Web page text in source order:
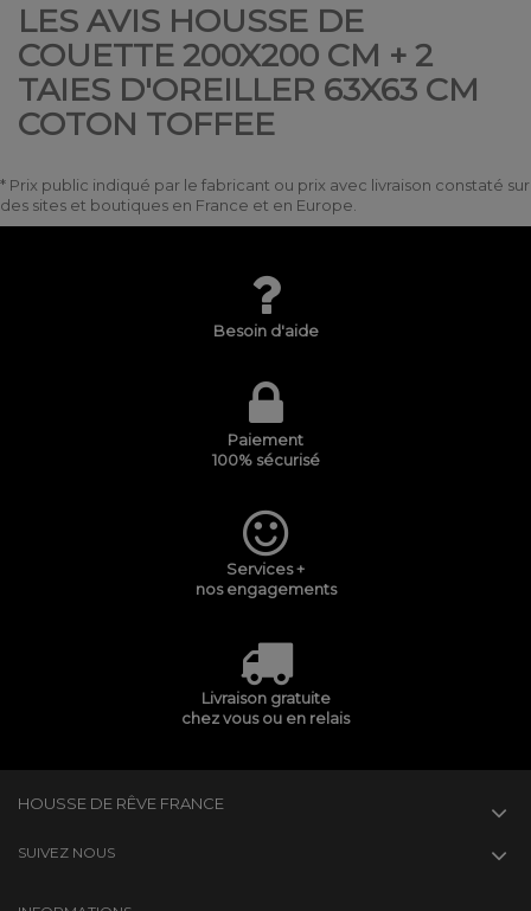
LES AVIS HOUSSE DE
COUETTE 200X200 CM + 2
TAIES D'OREILLER 63X63 CM
COTON TOFFEE
* Prix public indiqué par le fabricant ou prix avec livraison constaté sur
des sites et boutiques en France et en Europe.
Besoin d'aide
Paiement
100% sécurisé
Services +
nos engagements
Livraison gratuite
chez vous ou en relais
HOUSSE DE RÊVE FRANCE
SUIVEZ NOUS